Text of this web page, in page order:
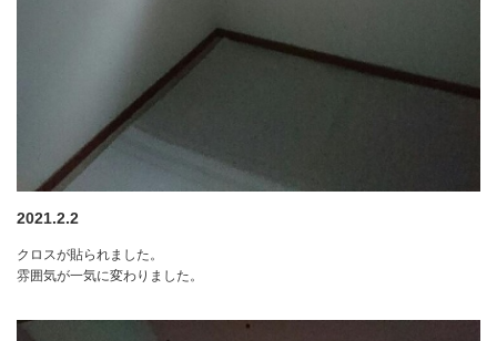
2021.2.2
クロスが貼られました。
雰囲気が一気に変わりました。